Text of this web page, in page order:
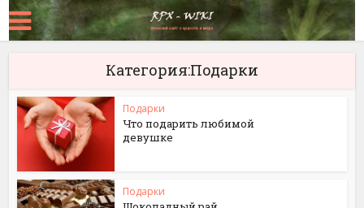
Категория:Подарки
Подарки
Что подарить любимой
девушке
Подарки